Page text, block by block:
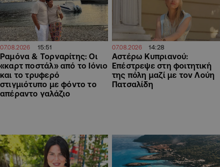
07.08.2026 15:51
Ραμόνα & Τορναρίτης: Οι
«καρτ ποστάλ» από το Ιόνιο
και το τρυφερό
στιγμιότυπο με φόντο το
απέραντο γαλάζιο
07.08.2026 14:28
Αστέρω Κυπριανού:
Επέστρεψε στη φοιτητική
της πόλη μαζί με τον Λούη
Πατσαλίδη